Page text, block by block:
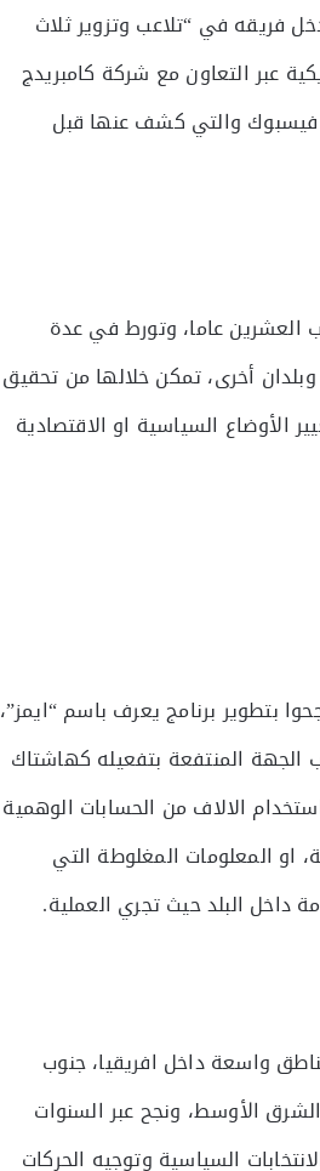
فريقه في “تلاعب وتزوير ثلاث
عبر التعاون مع شركة كامبريدج
فيسبوك والتي كشف عنها قبل
العشرين عاما، وتورط في عدة
وبلدان أخرى، تمكن خلالها من تحقيق
الأوضاع السياسية او الاقتصادية
بتطوير برنامج يعرف باسم “ايمز”،
المنتفعة بتفعيله كهاشتاك
الالاف من الحسابات الوهمية
او المعلومات المغلوطة التي
البلد حيث تجري العملية.
واسعة داخل افريقيا، جنوب
الشرق الأوسط، ونجح عبر السنوات
السياسية وتوجيه الحركات